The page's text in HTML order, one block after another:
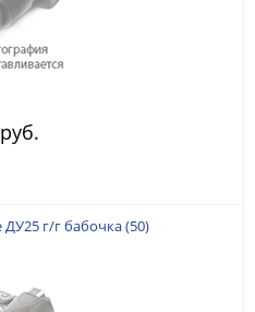
г/г бабочка (50)